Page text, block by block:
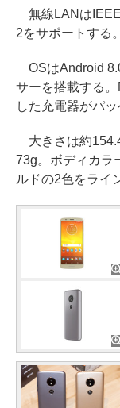
無線LANは
2をサポートする。
OSはAndroid
サーを搭載する
した充電器がパ
大きさは約
73g。ボディカラ
ルドの2色をライ